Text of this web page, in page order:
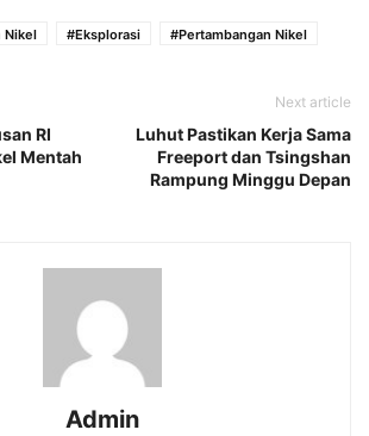
Nikel #Eksplorasi #Pertambangan Nikel
RI
Mentah
Next article
Luhut Pastikan Kerja Sama
Freeport dan Tsingshan
Rampung Minggu Depan
Admin